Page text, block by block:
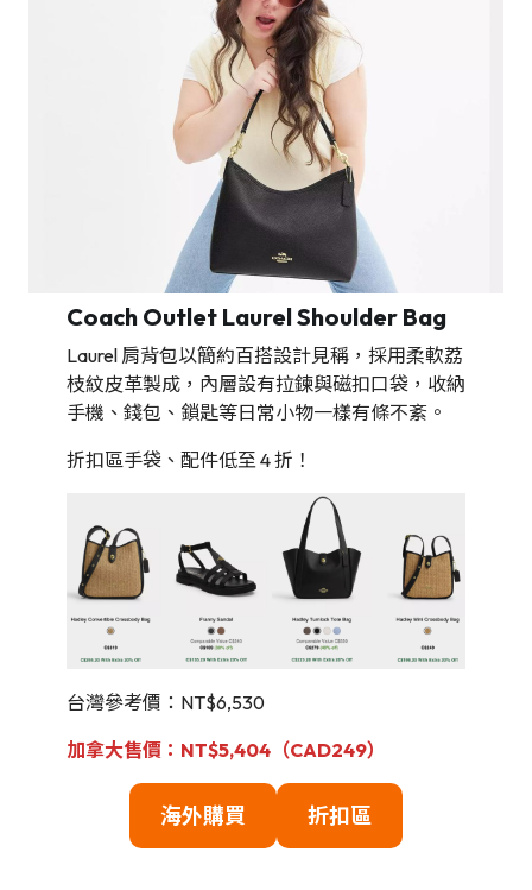
Coach Outlet Laurel Shoulder Bag
Laurel 肩背包以簡約百搭設計見稱，採用柔軟荔
枝紋皮革製成，內層設有拉鍊與磁扣口袋，收納
手機、錢包、鎖匙等日常小物一樣有條不紊。
折扣區手袋、配件低至 4 折！
台灣參考價：NT$6,530
加拿大售價：NT$5,404（CAD249）
海外購買 折扣區